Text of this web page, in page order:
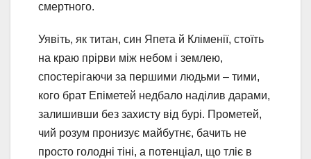
смертного.
Уявіть, як титан, син Япета й Кліменії, стоїть
на краю прірви між небом і землею,
спостерігаючи за першими людьми – тими,
кого брат Епіметей недбало наділив дарами,
залишивши без захисту від бурі. Прометей,
чий розум пронизує майбутнє, бачить не
просто голодні тіні, а потенціал, що тліє в